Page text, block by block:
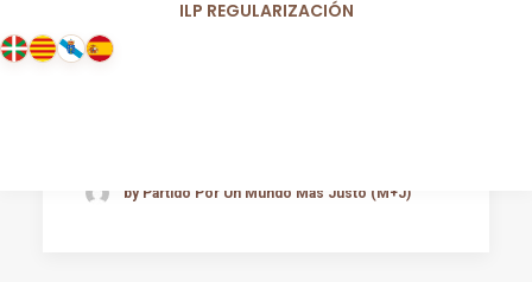
ILP REGULARIZACIÓN
by Partido Por Un Mundo Más Justo (M+J)